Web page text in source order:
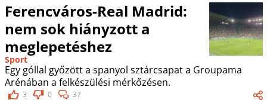
Ferencváros-Real Madrid:
nem sok hiányzott a
meglepetéshez
Sport
Egy góllal győzött a spanyol sztárcsapat a Groupama
Arénában a felkészülési mérkőzésen.
3 0 37